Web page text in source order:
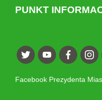
PUNKT
Facebook Prezydenta